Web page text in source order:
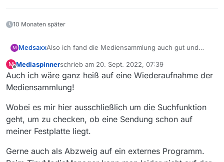
10 Monaten später
M MedsaxxAlso ich fand die Mediensammlung auch gut und
natürlich auch nicht ideal hat aber einen schnellen
Eindruck ergeben, was man schon heruntergeladen
hat. Weiß jemand, warum sie verschwunden ist?
M
Offline
Mediaspinnerschrieb am 20. Sept. 2022, 07:39
zuletzt editiert von
Auch ich wäre ganz heiß auf eine Wiederaufnahme der
Mediensammlung!
Wobei es mir hier ausschließlich um die Suchfunktion
geht, um zu checken, ob eine Sendung schon auf
meiner Festplatte liegt.
Gerne auch als Abzweig auf ein externes Programm.